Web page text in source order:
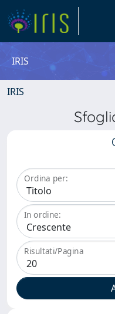
IRIS
IRIS
Ordina per:
In ordine:
Risultati/Pagina